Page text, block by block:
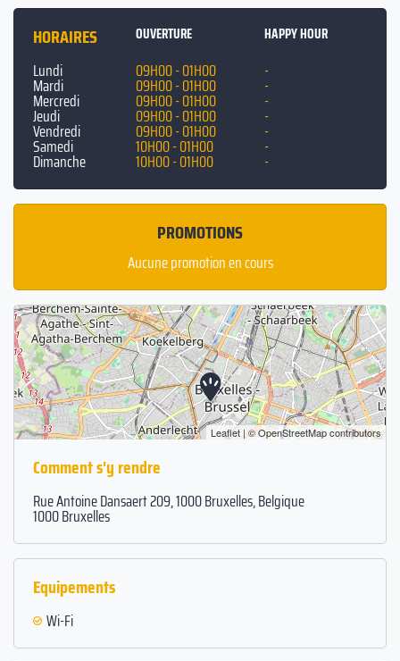
HORAIRES OUVERTURE HAPPY HOUR
Lundi 09H00 - 01H00 -
Mardi 09H00 - 01H00 -
Mercredi 09H00 - 01H00 -
Jeudi 09H00 - 01H00 -
Vendredi 09H00 - 01H00 -
Samedi 10H00 - 01H00 -
Dimanche 10H00 - 01H00 -
PROMOTIONS
Aucune promotion en cours
Leaflet| ©OpenStreetMapcontributors
Comment s'y rendre
Rue Antoine Dansaert 209, 1000 Bruxelles, Belgique
1000 Bruxelles
Equipements
Wi-Fi